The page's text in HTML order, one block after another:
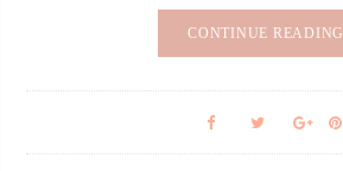
CONTINUE READING